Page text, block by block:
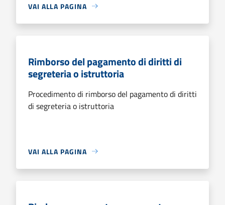
VAI ALLA PAGINA
Rimborso del pagamento di diritti di
segreteria o istruttoria
Procedimento di rimborso del pagamento di diritti
di segreteria o istruttoria
VAI ALLA PAGINA